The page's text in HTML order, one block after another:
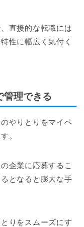
直接的な転職には
性に幅広く気付く
管理できる
やりとりをマイペ
。
企業に応募するこ
となると膨大な手
りをスムーズにす